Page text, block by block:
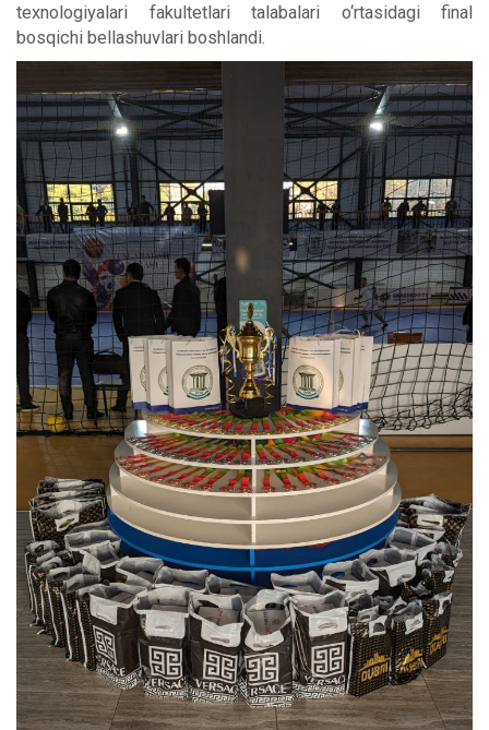
texnologiyalari fakultetlari talabalari o‘rtasidagi final
bosqichi bellashuvlari boshlandi.